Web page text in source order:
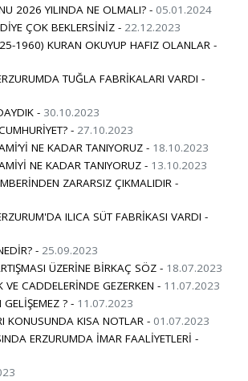
2026 YILINDA NE OLMALI? - 05.01.2024
ÇOK BEKLERSİNİZ - 22.12.2023
1960) KURAN OKUYUP HAFIZ OLANLAR -
TUĞLA FABRİKALARI VARDI -
- 30.10.2023
- 27.10.2023
NE KADAR TANIYORUZ - 18.10.2023
NE KADAR TANIYORUZ - 13.10.2023
ZARARSIZ ÇIKMALIDIR -
ILICA SÜT FABRİKASI VARDI -
- 25.09.2023
ÜZERİNE BİRKAÇ SÖZ - 18.07.2023
VE CADDELERİNDE GEZERKEN - 11.07.2023
GELİŞEMEZ ? - 11.07.2023
KONUSUNDA KISA NOTLAR - 01.07.2023
ERZURUMDA İMAR FAALİYETLERİ -